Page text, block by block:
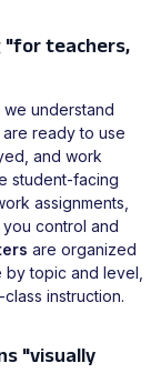
"for teachers,
understand
ready to use
and work
student-facing
assignments,
you control and
are organized
by topic and level,
instruction.
"visually